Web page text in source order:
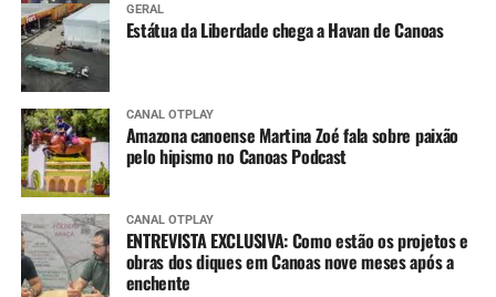
GERAL
Estátua da Liberdade chega a Havan de Canoas
CANAL OTPLAY
Amazona canoense Martina Zoé fala sobre paixão
pelo hipismo no Canoas Podcast
CANAL OTPLAY
ENTREVISTA EXCLUSIVA: Como estão os projetos e
obras dos diques em Canoas nove meses após a
enchente